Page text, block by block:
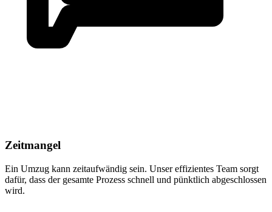
Zeitmangel
Ein Umzug kann zeitaufwändig sein. Unser effizientes Team sorgt
dafür, dass der gesamte Prozess schnell und pünktlich abgeschlossen
wird.